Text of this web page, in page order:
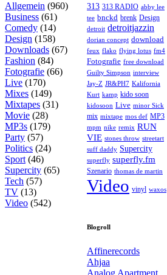
Allgemein (960)
Business (61)
Comedy (14)
Design (158)
Downloads (67)
Fashion (84)
Fotografie (66)
Live (170)
Mixes (149)
Mixtapes (31)
Movie (28)
MP3s (179)
Party (57)
Politics (24)
Sport (46)
Supercity (65)
Tech (57)
TV (13)
Video (542)
313 313 RADIO abby lee
tee bnckd brenk Design
detroit detroitjazzin
dorian concept download
feux flako flying lotus fm4
Fotografie free download
Guilty Simpson interview
Jay-Z JR&PH7 Kalifornia
Kurt kamp kido soon
kidosoon Live minor Sick
mix mixtape mos def MP3
mpm nike remix RUN
VIE stones throw streetart
suff daddy Supercity
superfly superfly.fm
Szenario thomas de martin
Video vinyl waxos
Blogroll
Affinerecords
Ahjaa
Analog Apartment